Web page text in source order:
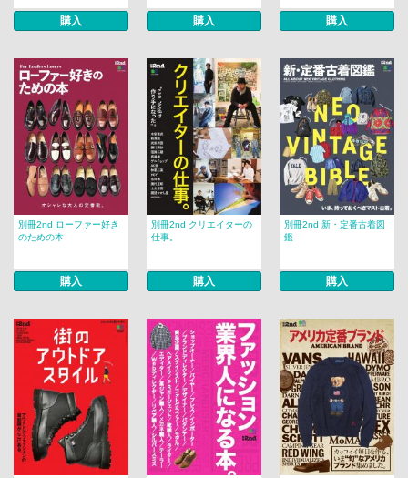
購入 購入 購入
別冊2nd ローファー好き
のための本
購入
別冊2nd クリエイターの
仕事。
購入
別冊2nd 新・定番古着図
鑑
購入